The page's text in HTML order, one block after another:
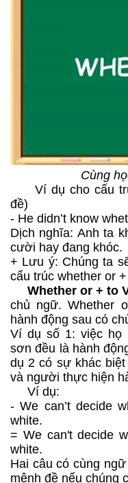
Cùng
Ví dụ cho cấu
đề)
- He didn’t know
Dịch nghĩa: Anh ta
cười hay đang khóc.
+ Lưu ý: Chúng ta
cấu trúc whether or
Whether or + to
chủ ngữ. Whether
hành động sau có
Ví dụ số 1: việc họ
sơn đều là hành
dụ 2 có sự khác
và người thực hiện
Ví dụ:
- We can’t decide
white.
= We can't decide
white.
Hai câu có cùng
mệnh đề nếu chúng